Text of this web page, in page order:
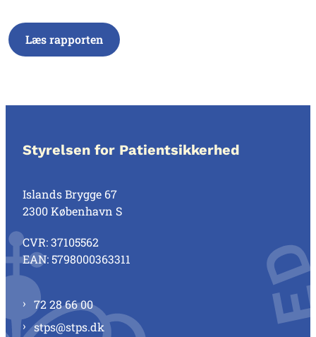
Læs rapporten
Styrelsen for Patientsikkerhed
Islands Brygge 67
2300 København S
CVR: 37105562
EAN: 5798000363311
72 28 66 00
stps@stps.dk